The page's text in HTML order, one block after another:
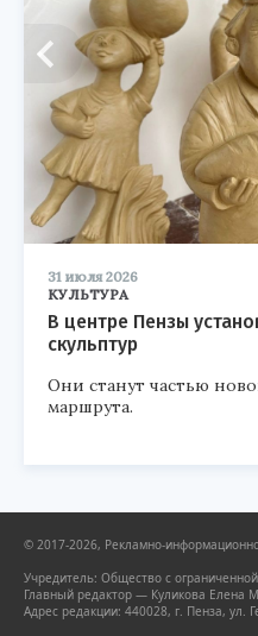
31 июля 2026
КУЛЬТУРА
В центре Пензы
скульптур
Они станут частью
маршрута.
© 2017-2026, Рекламно-
Учредитель: Общество с
Главный редактор — Куликова Елена
Адрес редакции: 440028, г. Пенза, ул.